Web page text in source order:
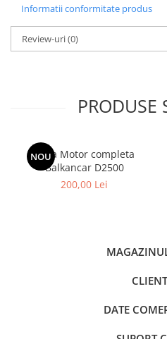
Baterii 12 Volti
Filtre
Filtre Aer
Filtre Transmisie
Uleiuri si Lubrifianti
Ulei Hidraulic
Informatii conformitate produs
Review-uri(0)
PRODUSE
NOU
Biela Motor completa
Balkancar D2500
200,00 Lei
DATE